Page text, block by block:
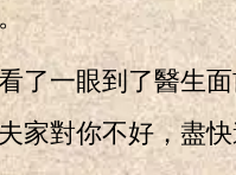
眼到了醫生面
家對你不好，盡